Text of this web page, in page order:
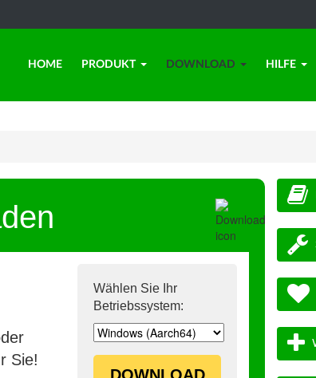
HOME PRODUKT DOWNLOAD HILFE
Wählen Sie Ihr
Betriebssystem:
Sie!